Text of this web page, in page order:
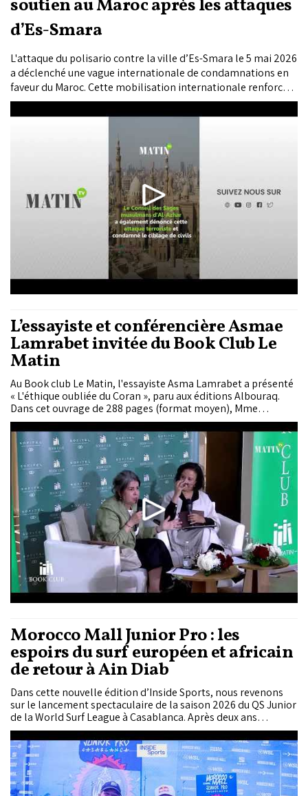
soutien au Maroc après les attaques
d’Es-Smara
L'attaque du polisario contre la ville d’Es-Smara le 5 mai 2026
a déclenché une vague internationale de condamnations en
faveur du Maroc. Cette mobilisation internationale renforce
davantage la centralité du plan d’autonomie comme base de
règlement du différend autour du Sahara marocain.
L’essayiste et conférencière Asmae
Lamrabet invitée du Book Club Le
Matin
Au Book club Le Matin, l'essayiste Asma Lamrabet a présenté
« L'éthique oubliée du Coran », paru aux éditions Albouraq.
Dans cet ouvrage de 288 pages (format moyen), Mme
Lamrabet estime indispensable de puiser dans la tradition
intellectuelle musulmane afin de restaurer un cadre de
réflexion éthique capable d’accompagner les mutations
actuelles.
Morocco Mall Junior Pro : les
espoirs du surf européen et africain
de retour à Ain Diab
Dans cette nouvelle édition d’Inside Sports, nous revenons
sur le lancement spectaculaire de la saison 2026 du QS Junior
de la World Surf League à Casablanca. Après deux ans
d’absence, le Morocco Mall Junior Pro a signé son grand
retour sur les vagues d’Aïn Diab, porté par les victoires
éclatantes du Britannique Lukas Skinner et de...